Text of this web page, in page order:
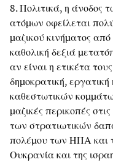
8. Πολιτικά, η άνοδος
ατόμων οφείλεται
μαζικού κινήματος
καθολική δεξιά
αν είναι η ετικέτα
δημοκρατική, εργατική
καθεστωτικών
μαζικές περικοπές
των στρατιωτικών
πολέμου των ΗΠΑ και
Ουκρανία και της